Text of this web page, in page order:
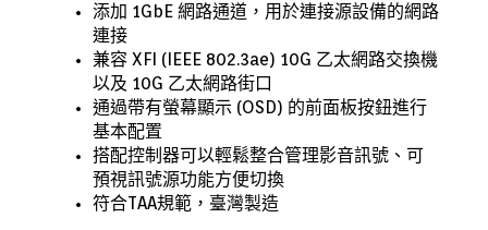
添加 1GbE 網路通道，用於連接源設備的網路
連接
兼容 XFI (IEEE 802.3ae) 10G 乙太網路交換機
以及 10G 乙太網路街口
通過帶有螢幕顯示 (OSD) 的前面板按鈕進行
基本配置
搭配控制器可以輕鬆整合管理影音訊號、可
預視訊號源功能方便切換
符合TAA規範，臺灣製造